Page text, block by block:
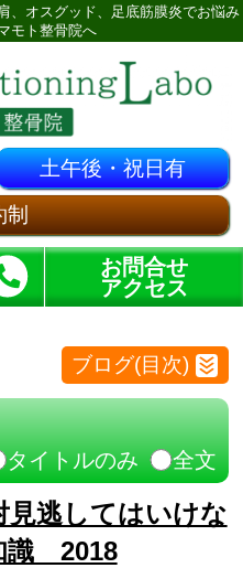
、オスグッド、足底筋膜炎でお悩み
モト整骨院へ
土午後・祝日有
制
お問合せ
アクセス
ブログ(目次)
タイトルのみ 全文
逃してはいけな
識 2018